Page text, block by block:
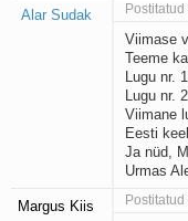
Alar Sudak
Viimase
Teeme
Lugu nr.
Lugu nr.
Viimane
Eesti
Ja nüd,
Urmas
Margus Kiis